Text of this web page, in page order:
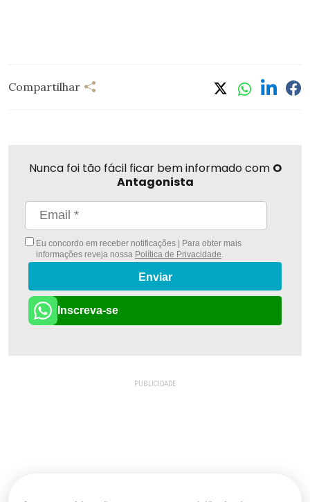
Compartilhar
Nunca foi tão fácil ficar bem informado com O
Antagonista
Eu concordo em receber notificações | Para obter mais
informações reveja nossa Política de Privacidade
Enviar
Inscreva-se